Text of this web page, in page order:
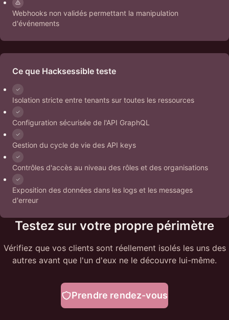
Webhooks non validés permettant la manipulation
d'événements
Ce que Hacksessible teste
Isolation stricte entre tenants sur toutes les ressources
Configuration sécurisée de l'API GraphQL
Gestion du cycle de vie des API keys
Contrôles d'accès au niveau des rôles et des organisations
Exposition des données dans les logs et les messages
d'erreur
Testez sur votre propre périmètre
Vérifiez que vos clients sont réellement isolés les uns des
autres avant que l'un d'eux ne le découvre lui-même.
Prendre rendez-vous